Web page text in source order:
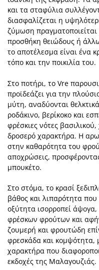
και τα σταφύλια
διασφαλίζεται η
ζύμωση πραγματοποιείται
προσθήκη θειώδους ή
το αποτέλεσμα είναι ένα
τόπο και την ποικιλία του.
Στο ποτήρι, το Vre
προϊδεάζει για την
μύτη, αναδύονται
ροδάκινο, βερίκοκο και
φρέσκιες νότες
δροσερό χαρακτήρα. Η
στην καθαρότητα του
αποχρώσεις,
μπουκέτο.
Στο στόμα, το κρασί
βάθος και λιπαρότητα
οξύτητα ισορροπεί άψογα,
φρέσκων φρούτων και
ζουμερή και φρουτώδη
φρεσκάδα και κομψότητα,
χαρακτήρα που
εκδοχές της Μαλαγουζιάς.